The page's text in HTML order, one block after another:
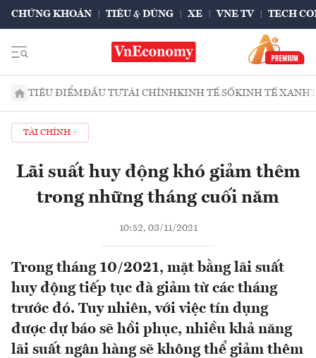
CHỨNG KHOÁN TIÊU & DÙNG XE VNE TV TECH
TIÊU ĐIỂMĐẦU TƯTÀI CHÍNHKINH TẾ SỐKINH TẾ XANH
TÀI CHÍNH
Lãi suất huy động khó giảm thêm
trong những tháng cuối năm
10:52, 03/11/2021
Trong tháng 10/2021, mặt bằng lãi suất
huy động tiếp tục đà giảm từ các tháng
trước đó. Tuy nhiên, với việc tín dụng
được dự báo sẽ hồi phục, nhiều khả năng
lãi suất ngân hàng sẽ không thể giảm thêm